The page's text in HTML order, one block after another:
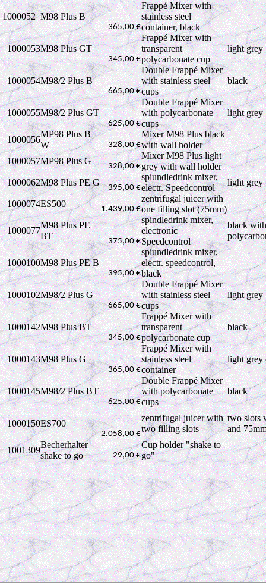
1000052M98 Plus B
365,00 €
Frappé Mixer with
stainless steel
container, black
1000053M98 Plus GT
345,00 €
Frappé Mixer with
transparent
polycarbonate cup
light grey
1000054M98/2 Plus B
665,00 €
Double Frappé Mixer
with stainless steel
cups
black
1000055M98/2 Plus GT
625,00 €
Double Frappé Mixer
with polycarbonate
cups
light grey
1000056
MP98 Plus B
W
328,00 €
Mixer M98 Plus black
with wall holder
1000057MP98 Plus G
328,00 €
Mixer M98 Plus light
grey with wall holder
1000062M98 Plus PE G
395,00 €
spiundledrink mixer,
electr. Speedcontrol
light grey
1000074ES500
1.439,00 €
zentrifugal juicer with
one filling slot (75mm)
1000077
M98 Plus PE
BT
375,00 €
spindledrink mixer,
electronic
Speedcontrol
black with
1000100M98 Plus PE B
395,00 €
spiundledrink mixer,
electr. speedcontrol,
black
1000102M98/2 Plus G
665,00 €
Double Frappé Mixer
with stainless steel
cups
light grey
1000142M98 Plus BT
345,00 €
Frappé Mixer with
transparent
polycarbonate cup
black
1000143M98 Plus G
365,00 €
Frappé Mixer with
stainless steel
container
light grey
1000145M98/2 Plus BT
625,00 €
Double Frappé Mixer
with polycarbonate
cups
black
1000150ES700
2.058,00 €
zentrifugal juicer with
two filling slots
two slots
and
1001309
Becherhalter
shake to go
29,00 €
Cup holder "shake to
go"